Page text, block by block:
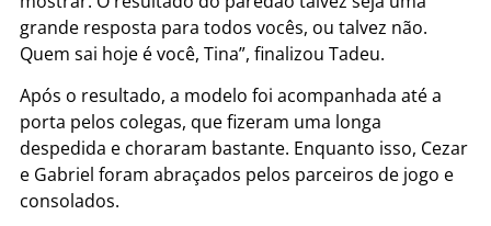
grande resposta para todos vocês, ou talvez não.
Quem sai hoje é você, Tina”, finalizou Tadeu.
Após o resultado, a modelo foi acompanhada até a
porta pelos colegas, que fizeram uma longa
despedida e choraram bastante. Enquanto isso, Cezar
e Gabriel foram abraçados pelos parceiros de jogo e
consolados.